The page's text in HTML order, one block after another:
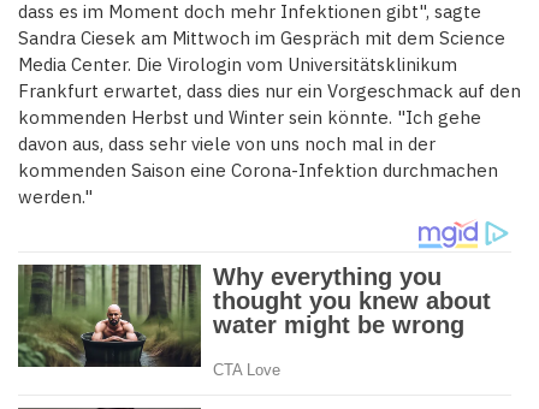
dass es im Moment doch mehr Infektionen gibt", sagte
Sandra Ciesek am Mittwoch im Gespräch mit dem Science
Media Center. Die Virologin vom Universitätsklinikum
Frankfurt erwartet, dass dies nur ein Vorgeschmack auf den
kommenden Herbst und Winter sein könnte. "Ich gehe
davon aus, dass sehr viele von uns noch mal in der
kommenden Saison eine Corona-Infektion durchmachen
werden."